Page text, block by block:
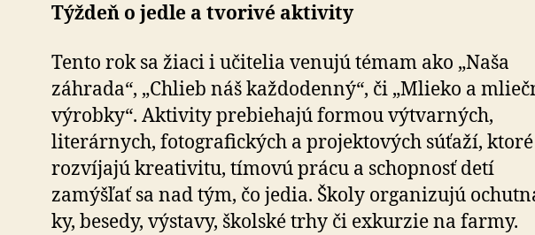
Týždeň o jedle a tvorivé aktivity
Tento rok sa žiaci i učitelia venujú témam ako „Naša
záhrada“, „Chlieb náš každodenný“, či „Mlieko a
výrobky“. Aktivity prebiehajú formou výtvarných,
literárnych, fotografických a projektových súťaží, ktoré
rozvíjajú kreativitu, tímovú prácu a schopnosť detí
zamýšľať sa nad tým, čo jedia. Školy organizujú
ky, besedy, výstavy, školské trhy či exkurzie na farmy.